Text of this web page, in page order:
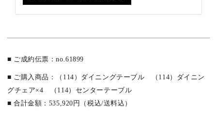
■ ご成約伝票：no.61899
■ ご購入商品：（114）ダイニングテーブル （114）ダイニン
グチェア×4 （114）センターテーブル
■ 合計金額：535,920円（税込/送料込）